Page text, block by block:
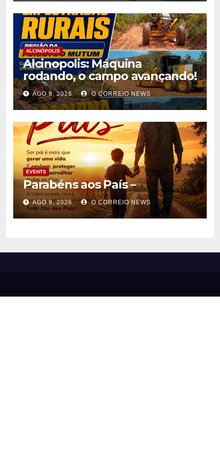
ALCINÓPOLIS
Alcinopolis: Máquina
rodando, o campo avançando!
AGO 9, 2026 O CORREIO NEWS
EVENTS
Parabéns aos País –
AGO 9, 2026 O CORREIO NEWS